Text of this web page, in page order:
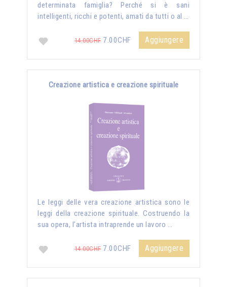
determinata famiglia? Perché si è sani
intelligenti, ricchi e potenti, amati da tutti o al …
14.00CHF7.00CHF Aggiungere
Creazione artistica e creazione spirituale
Le leggi delle vera creazione artistica sono le
leggi della creazione spirituale. Costruendo la
sua opera, l’artista intraprende un lavoro …
14.00CHF7.00CHF Aggiungere